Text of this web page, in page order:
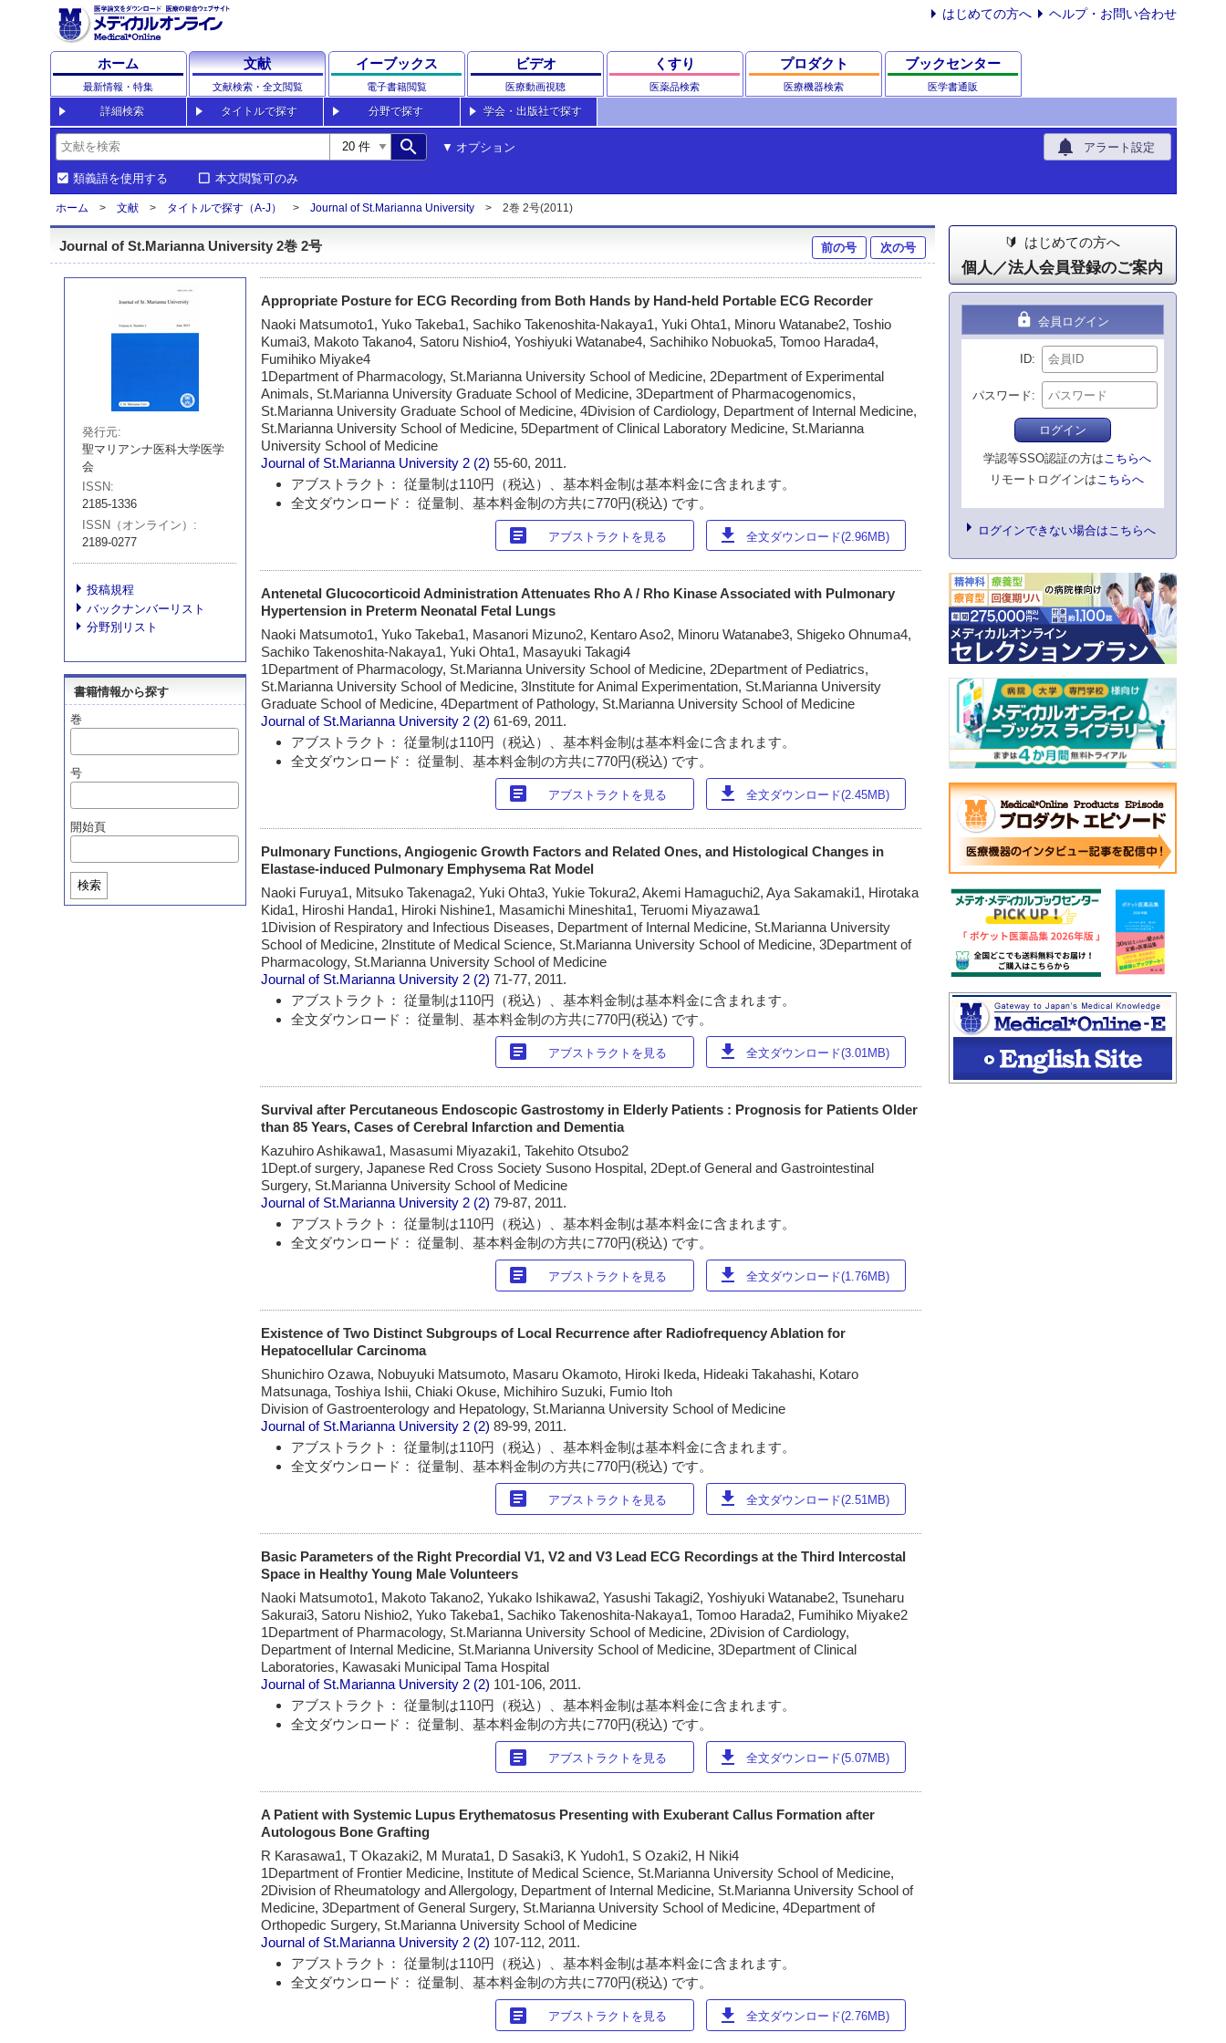
はじめての方へ ヘルプ・お問い合わせ
ホーム
最新情報・特集
文献
文献検索・全文閲覧
イーブックス
電子書籍閲覧
ビデオ
医療動画視聴
くすり
医薬品検索
プロダクト
医療機器検索
ブックセンター
医学書通販
詳細検索 タイトルで探す 分野で探す 学会・出版社で探す
search オプション notifications アラート設定
類義語を使用する 本文閲覧可のみ
ホーム 文献 タイトルで探す（A-J） Journal of St.Marianna University 2巻 2号(2011)
Journal of St.Marianna University 2巻 2号 前の号 次の号
発行元
聖マリアンナ医科大学医学
会
ISSN
2185-1336
ISSN（オンライン）
2189-0277
投稿規程
バックナンバーリスト
分野別リスト
書籍情報から探す
巻
号
開始頁
検索
Appropriate Posture for ECG Recording from Both Hands by Hand-held Portable ECG Recorder
Naoki Matsumoto1, Yuko Takeba1, Sachiko Takenoshita-Nakaya1, Yuki Ohta1, Minoru Watanabe2, Toshio
Kumai3, Makoto Takano4, Satoru Nishio4, Yoshiyuki Watanabe4, Sachihiko Nobuoka5, Tomoo Harada4,
Fumihiko Miyake4
1Department of Pharmacology, St.Marianna University School of Medicine, 2Department of Experimental
Animals, St.Marianna University Graduate School of Medicine, 3Department of Pharmacogenomics,
St.Marianna University Graduate School of Medicine, 4Division of Cardiology, Department of Internal Medicine,
St.Marianna University School of Medicine, 5Department of Clinical Laboratory Medicine, St.Marianna
University School of Medicine
Journal of St.Marianna University 2 (2)55-60, 2011.
アブストラクト： 従量制は110円（税込）、基本料金制は基本料金に含まれます。
全文ダウンロード： 従量制、基本料金制の方共に770円(税込) です。
article アブストラクトを見る download 全文ダウンロード(2.96MB)
Antenetal Glucocorticoid Administration Attenuates Rho A / Rho Kinase Associated with Pulmonary
Hypertension in Preterm Neonatal Fetal Lungs
Naoki Matsumoto1, Yuko Takeba1, Masanori Mizuno2, Kentaro Aso2, Minoru Watanabe3, Shigeko Ohnuma4,
Sachiko Takenoshita-Nakaya1, Yuki Ohta1, Masayuki Takagi4
1Department of Pharmacology, St.Marianna University School of Medicine, 2Department of Pediatrics,
St.Marianna University School of Medicine, 3Institute for Animal Experimentation, St.Marianna University
Graduate School of Medicine, 4Department of Pathology, St.Marianna University School of Medicine
Journal of St.Marianna University 2 (2)61-69, 2011.
アブストラクト： 従量制は110円（税込）、基本料金制は基本料金に含まれます。
全文ダウンロード： 従量制、基本料金制の方共に770円(税込) です。
article アブストラクトを見る download 全文ダウンロード(2.45MB)
Pulmonary Functions, Angiogenic Growth Factors and Related Ones, and Histological Changes in
Elastase-induced Pulmonary Emphysema Rat Model
Naoki Furuya1, Mitsuko Takenaga2, Yuki Ohta3, Yukie Tokura2, Akemi Hamaguchi2, Aya Sakamaki1, Hirotaka
Kida1, Hiroshi Handa1, Hiroki Nishine1, Masamichi Mineshita1, Teruomi Miyazawa1
1Division of Respiratory and Infectious Diseases, Department of Internal Medicine, St.Marianna University
School of Medicine, 2Institute of Medical Science, St.Marianna University School of Medicine, 3Department of
Pharmacology, St.Marianna University School of Medicine
Journal of St.Marianna University 2 (2)71-77, 2011.
アブストラクト： 従量制は110円（税込）、基本料金制は基本料金に含まれます。
全文ダウンロード： 従量制、基本料金制の方共に770円(税込) です。
article アブストラクトを見る download 全文ダウンロード(3.01MB)
Survival after Percutaneous Endoscopic Gastrostomy in Elderly Patients : Prognosis for Patients Older
than 85 Years, Cases of Cerebral Infarction and Dementia
Kazuhiro Ashikawa1, Masasumi Miyazaki1, Takehito Otsubo2
1Dept.of surgery, Japanese Red Cross Society Susono Hospital, 2Dept.of General and Gastrointestinal
Surgery, St.Marianna University School of Medicine
Journal of St.Marianna University 2 (2)79-87, 2011.
アブストラクト： 従量制は110円（税込）、基本料金制は基本料金に含まれます。
全文ダウンロード： 従量制、基本料金制の方共に770円(税込) です。
article アブストラクトを見る download 全文ダウンロード(1.76MB)
Existence of Two Distinct Subgroups of Local Recurrence after Radiofrequency Ablation for
Hepatocellular Carcinoma
Shunichiro Ozawa, Nobuyuki Matsumoto, Masaru Okamoto, Hiroki Ikeda, Hideaki Takahashi, Kotaro
Matsunaga, Toshiya Ishii, Chiaki Okuse, Michihiro Suzuki, Fumio Itoh
Division of Gastroenterology and Hepatology, St.Marianna University School of Medicine
Journal of St.Marianna University 2 (2)89-99, 2011.
アブストラクト： 従量制は110円（税込）、基本料金制は基本料金に含まれます。
全文ダウンロード： 従量制、基本料金制の方共に770円(税込) です。
article アブストラクトを見る download 全文ダウンロード(2.51MB)
Basic Parameters of the Right Precordial V1, V2 and V3 Lead ECG Recordings at the Third Intercostal
Space in Healthy Young Male Volunteers
Naoki Matsumoto1, Makoto Takano2, Yukako Ishikawa2, Yasushi Takagi2, Yoshiyuki Watanabe2, Tsuneharu
Sakurai3, Satoru Nishio2, Yuko Takeba1, Sachiko Takenoshita-Nakaya1, Tomoo Harada2, Fumihiko Miyake2
1Department of Pharmacology, St.Marianna University School of Medicine, 2Division of Cardiology,
Department of Internal Medicine, St.Marianna University School of Medicine, 3Department of Clinical
Laboratories, Kawasaki Municipal Tama Hospital
Journal of St.Marianna University 2 (2) 101-106, 2011.
アブストラクト： 従量制は110円（税込）、基本料金制は基本料金に含まれます。
全文ダウンロード： 従量制、基本料金制の方共に770円(税込) です。
article アブストラクトを見る download 全文ダウンロード(5.07MB)
A Patient with Systemic Lupus Erythematosus Presenting with Exuberant Callus Formation after
Autologous Bone Grafting
R Karasawa1, T Okazaki2, M Murata1, D Sasaki3, K Yudoh1, S Ozaki2, H Niki4
1Department of Frontier Medicine, Institute of Medical Science, St.Marianna University School of Medicine,
2Division of Rheumatology and Allergology, Department of Internal Medicine, St.Marianna University School of
Medicine, 3Department of General Surgery, St.Marianna University School of Medicine, 4Department of
Orthopedic Surgery, St.Marianna University School of Medicine
Journal of St.Marianna University 2 (2) 107-112, 2011.
アブストラクト： 従量制は110円（税込）、基本料金制は基本料金に含まれます。
全文ダウンロード： 従量制、基本料金制の方共に770円(税込) です。
article アブストラクトを見る download 全文ダウンロード(2.76MB)
はじめての方へ
個人／法人会員登録のご案内
lock 会員ログイン
ID
パスワード
ログイン
学認等SSO認証の方はこちらへ
リモートログインはこちらへ
ログインできない場合はこちらへ